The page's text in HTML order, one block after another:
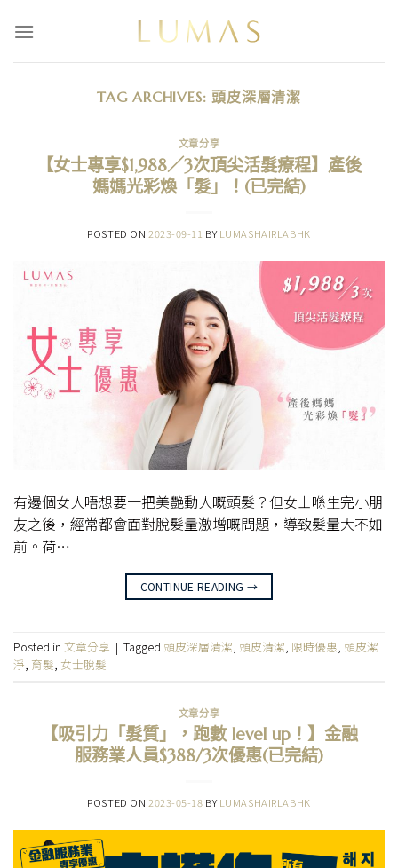
TAG ARCHIVES:頭皮深層清潔
文章分享
【女士專享$1,988／3次頂尖活髮療程】產後
媽媽光彩煥「髮」！(已完結)
POSTED ON 2023-09-11 BYLUMASHAIRLABHK
有邊個女人唔想要一把美艷動人嘅頭髮？但女士喺生完小朋
友之後，經常都會面對脫髮量激增嘅問題，導致髮量大不如
前。荷…
CONTINUE READING →
Posted in 文章分享 | Tagged 頭皮深層清潔, 頭皮清潔, 限時優惠, 頭皮潔
淨, 育髮, 女士脫髮
文章分享
【吸引力「髮質」，跑數 level up！】金融
服務業人員$388/3次優惠(已完結)
POSTED ON 2023-05-18 BYLUMASHAIRLABHK